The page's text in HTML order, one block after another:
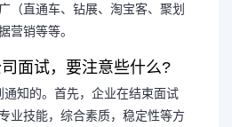
（直通车、钻展、淘宝客、聚划
营销等等。
面试，要注意些什么?
知的。首先，企业在结束面试
业技能，综合素质，稳定性等方